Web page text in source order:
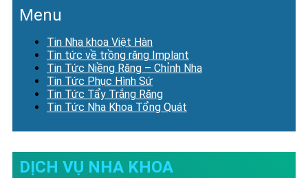
Menu
Tin Nha khoa Việt Hàn
Tin tức về trồng răng Implant
Tin Tức Niềng Răng – Chỉnh Nha
Tin Tức Phục Hình Sứ
Tin Tức Tẩy Trắng Răng
Tin Tức Nha Khoa Tổng Quát
DỊCH VỤ NHA KHOA